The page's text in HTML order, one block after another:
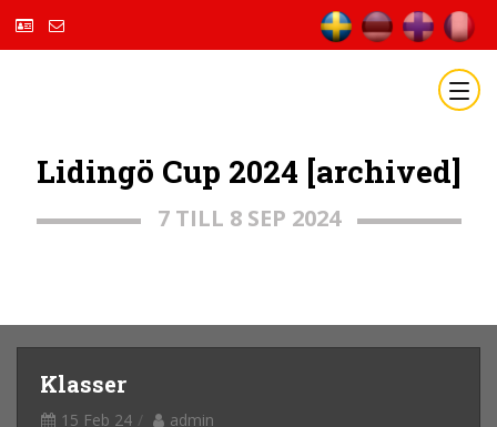
Lidingö Cup 2024 [archived]
7 TILL 8 SEP 2024
Klasser
15 Feb 24 admin